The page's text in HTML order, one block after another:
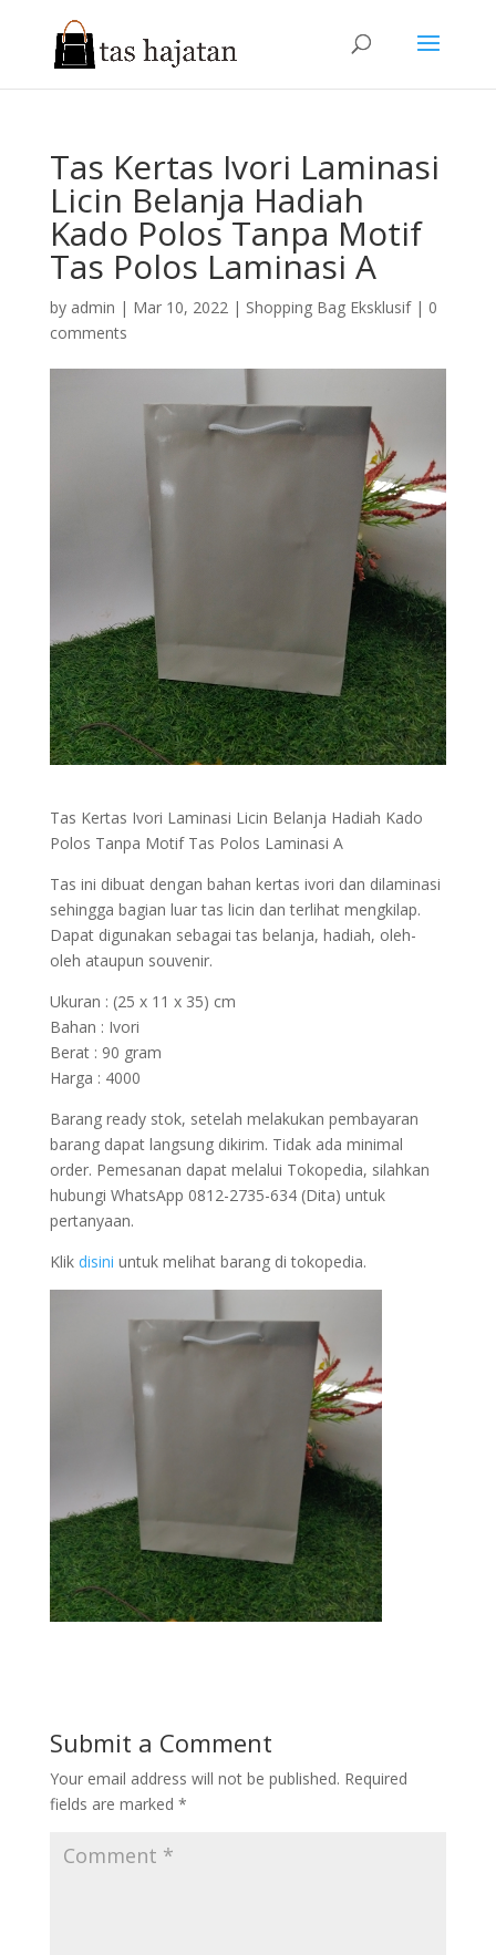
Tas Kertas Ivori Laminasi
Licin Belanja Hadiah
Kado Polos Tanpa Motif
Tas Polos Laminasi A
by admin | Mar 10, 2022| Shopping Bag Eksklusif| 0
comments
Tas Kertas Ivori Laminasi Licin Belanja Hadiah Kado
Polos Tanpa Motif Tas Polos Laminasi A
Tas ini dibuat dengan bahan kertas ivori dan dilaminasi
sehingga bagian luar tas licin dan terlihat mengkilap.
Dapat digunakan sebagai tas belanja, hadiah, oleh-
oleh ataupun souvenir.
Ukuran : (25 x 11 x 35) cm
Bahan : Ivori
Berat : 90 gram
Harga : 4000
Barang ready stok, setelah melakukan pembayaran
barang dapat langsung dikirim. Tidak ada minimal
order. Pemesanan dapat melalui Tokopedia, silahkan
hubungi WhatsApp 0812-2735-634 (Dita) untuk
pertanyaan.
Klik disini untuk melihat barang di tokopedia.
Submit a Comment
Your email address will not be published. Required
fields are marked *